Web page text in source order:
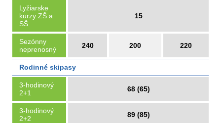
Lyžiarske
kurzy ZŠ a
SŠ
15
Sezónny
neprenosný
240 200 220
Rodinné skipasy
3-hodinový
2+1
68 (65)
3-hodinový
2+2
89 (85)